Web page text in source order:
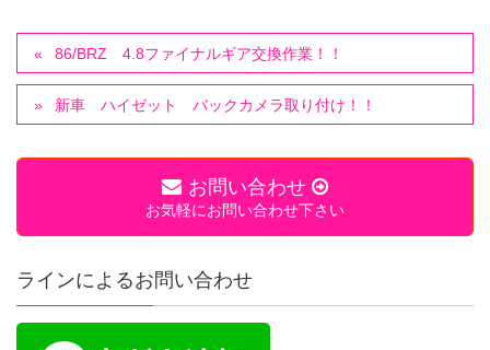
86/BRZ 4.8ファイナルギア交換作業！！
新車 ハイゼット バックカメラ取り付け！！
お問い合わせ
お気軽にお問い合わせ下さい
ラインによるお問い合わせ